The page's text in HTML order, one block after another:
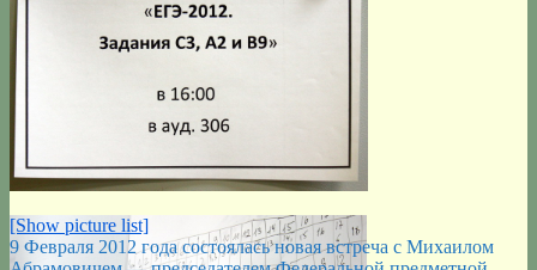
[Show picture list]
9 Февраля 2012 года состоялась новая встреча с Михаилом